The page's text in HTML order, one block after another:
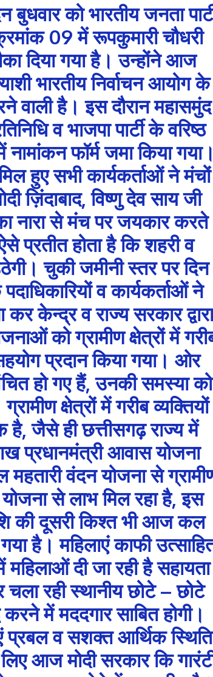
को भारतीय जनता
09 में रूपकुमारी चौधरी
दिया गया है। उन्होंने आज
भारतीय निर्वाचन आयोग के
वाली है। इस दौरान महासमुंद
व भाजपा पार्टी के वरिष्ठ
नामांकन फॉर्म जमा किया
हुए सभी कार्यकर्ताओं ने मंचों
ज़िंदाबाद, विष्णु देव साय जी
का नारा से मंच पर जयकार करते
प्रतीत होता है कि शहरी व
चुकी जमीनी स्तर पर दिन
व कार्यकर्ताओं ने
केन्द्र व राज्य सरकार द्वारा
को ग्रामीण क्षेत्रों में
प्रदान किया गया। ओर
हो गए हैं, उनकी समस्या को
क्षेत्रों में गरीब व्यक्तियों
जैसे ही छत्तीसगढ़ राज्य में
प्रधानमंत्री आवास योजना
वंदन योजना से
से लाभ मिल रहा है, इस
की दूसरी किश्त भी आज कल
है। महिलाएं काफी
महिलाओं दी जा रही है सहायता
चला रही स्थानीय छोटे – छोटे
में मददगार साबित होगी।
प्रबल व सशक्त आर्थिक स्थिति
आज मोदी सरकार कि